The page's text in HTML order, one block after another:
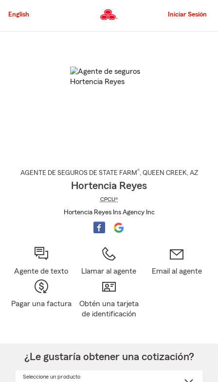
al
principal
English Iniciar Sesión
AGENTE DE SEGUROS DE STATE FARM®, QUEEN CREEK, AZ
Hortencia Reyes
CPCU®
Hortencia Reyes Ins Agency Inc
Agente de texto Llamar al agente Email al agente
Pagar una factura
Obtén una tarjeta
de identificación
¿Le gustaría obtener una cotización?
Seleccione un producto